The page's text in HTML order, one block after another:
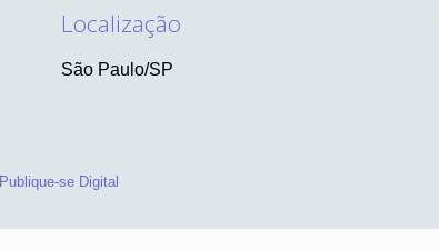
Localização
São Paulo/SP
Publique-se Digital